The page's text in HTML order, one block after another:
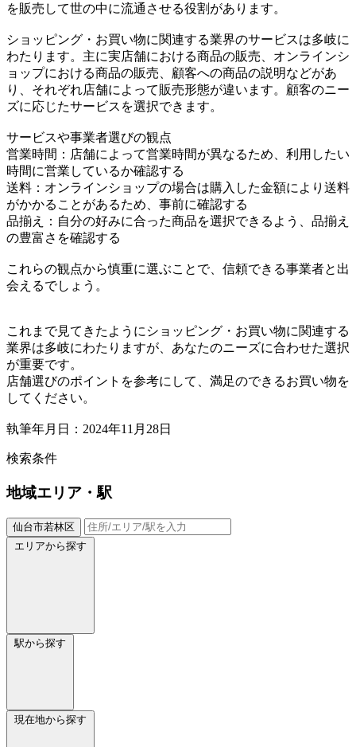
を販売して世の中に流通させる役割があります。
ショッピング・お買い物に関連する業界のサービスは多岐に
わたります。主に実店舗における商品の販売、オンラインシ
ョップにおける商品の販売、顧客への商品の説明などがあ
り、それぞれ店舗によって販売形態が違います。顧客のニー
ズに応じたサービスを選択できます。
サービスや事業者選びの観点
営業時間：店舗によって営業時間が異なるため、利用したい
時間に営業しているか確認する
送料：オンラインショップの場合は購入した金額により送料
がかかることがあるため、事前に確認する
品揃え：自分の好みに合った商品を選択できるよう、品揃え
の豊富さを確認する
これらの観点から慎重に選ぶことで、信頼できる事業者と出
会えるでしょう。
これまで見てきたようにショッピング・お買い物に関連する
業界は多岐にわたりますが、あなたのニーズに合わせた選択
が重要です。
店舗選びのポイントを参考にして、満足のできるお買い物を
してください。
執筆年月日：2024年11月28日
検索条件
地域エリア・駅
仙台市若林区
エリアから探す
駅から探す
現在地から探す